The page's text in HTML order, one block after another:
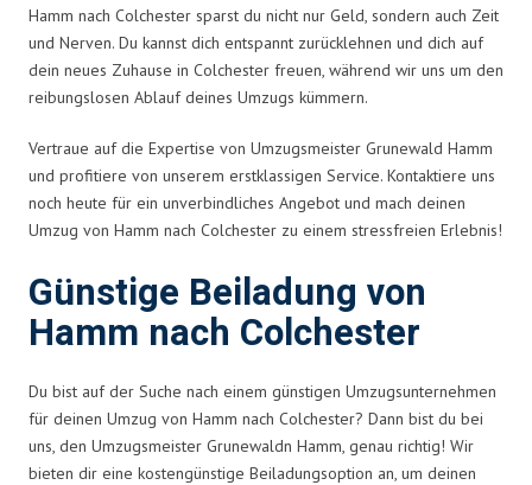
Hamm nach Colchester sparst du nicht nur Geld, sondern auch Zeit
und Nerven. Du kannst dich entspannt zurücklehnen und dich auf
dein neues Zuhause in Colchester freuen, während wir uns um den
reibungslosen Ablauf deines Umzugs kümmern.
Vertraue auf die Expertise von Umzugsmeister Grunewald Hamm
und profitiere von unserem erstklassigen Service. Kontaktiere uns
noch heute für ein unverbindliches Angebot und mach deinen
Umzug von Hamm nach Colchester zu einem stressfreien Erlebnis!
Günstige Beiladung von
Hamm nach Colchester
Du bist auf der Suche nach einem günstigen Umzugsunternehmen
für deinen Umzug von Hamm nach Colchester? Dann bist du bei
uns, den Umzugsmeister Grunewaldn Hamm, genau richtig! Wir
bieten dir eine kostengünstige Beiladungsoption an, um deinen